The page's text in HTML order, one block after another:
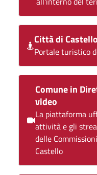
Città di
Portale turistico
Comune in
video
La piattaforma
attività e gli
delle
Castello